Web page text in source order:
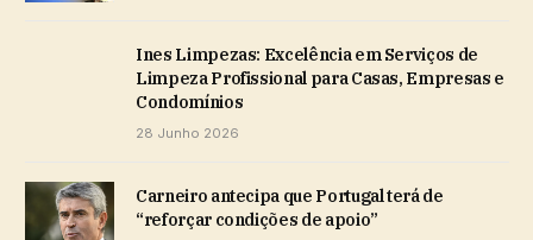
Ines Limpezas: Excelência em Serviços de
Limpeza Profissional para Casas, Empresas e
Condomínios
28 Junho 2026
Carneiro antecipa que Portugal terá de
“reforçar condições de apoio”